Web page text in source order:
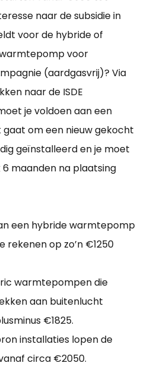
naar de subsidie in
voor de hybride of
voor
(aardgasvrij)? Via
naar de ISDE
je voldoen aan een
om een nieuw gekocht
geïnstalleerd en je moet
maanden na plaatsing
een hybride warmtepomp
rekenen op zo’n €1250
warmtepompen die
aan buitenlucht
€1825.
installaties lopen de
circa €2050.